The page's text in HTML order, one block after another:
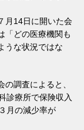
月14日に開いた会
「どの医療機関も
うな状況ではな
調査によると、
診療所で保険収入
月の減少率が